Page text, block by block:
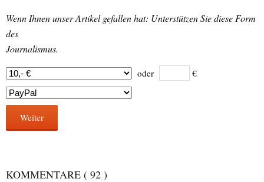
Wenn Ihnen unser Artikel gefallen hat: Unterstützen Sie diese Form
des
Journalismus.
oder €
Weiter
KOMMENTARE ( 92 )